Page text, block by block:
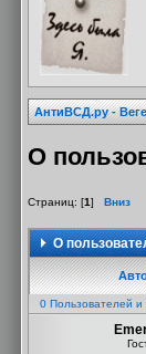
АнтиВСД.ру -
О
Страниц: [1] Вниз
О
0 Пользователей и